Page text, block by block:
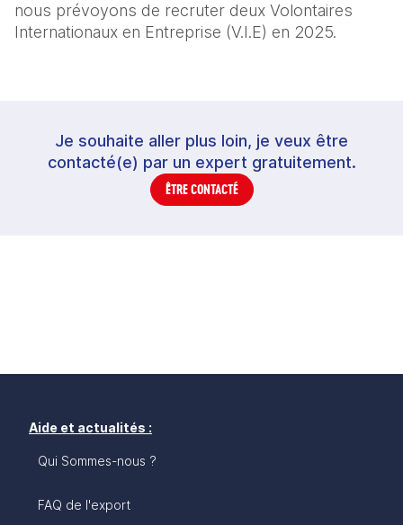
nous prévoyons de recruter deux Volontaires
Internationaux en Entreprise (V.I.E) en 2025.
Je souhaite aller plus loin, je veux être
contacté(e) par un expert gratuitement.
ÊTRE CONTACTÉ
Aide et actualités :
Qui Sommes-nous ?
FAQ de l'export